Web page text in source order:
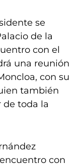
se
de la
con el
una reunión
con su
también
de toda la
con